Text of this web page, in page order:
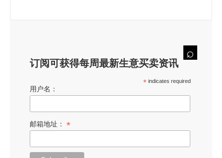
订阅可获得每周最新生意买卖资讯
*indicates required
用户名：
邮箱地址：*